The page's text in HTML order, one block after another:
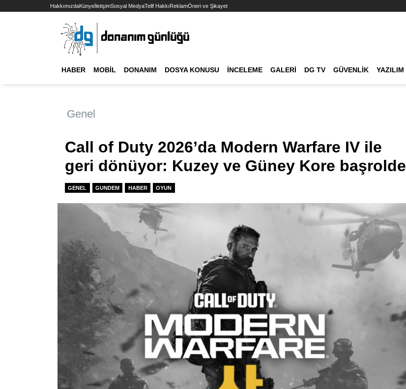
HakkımızdaKünyeİletişimSosyal MedyaTelif HakkıReklamÖneri ve Şikayet
HABER MOBIL DONANIM DOSYA KONUSU İNCELEME GALERI DG TV GÜVENLIK YAZILIM
Genel
Call of Duty 2026’da Modern Warfare IV ile
geri dönüyor: Kuzey ve Güney Kore başrolde
GENEL GUNDEM HABER OYUN